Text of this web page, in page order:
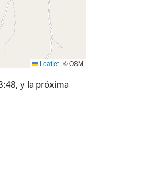
Leaflet | © OSM
y la próxima